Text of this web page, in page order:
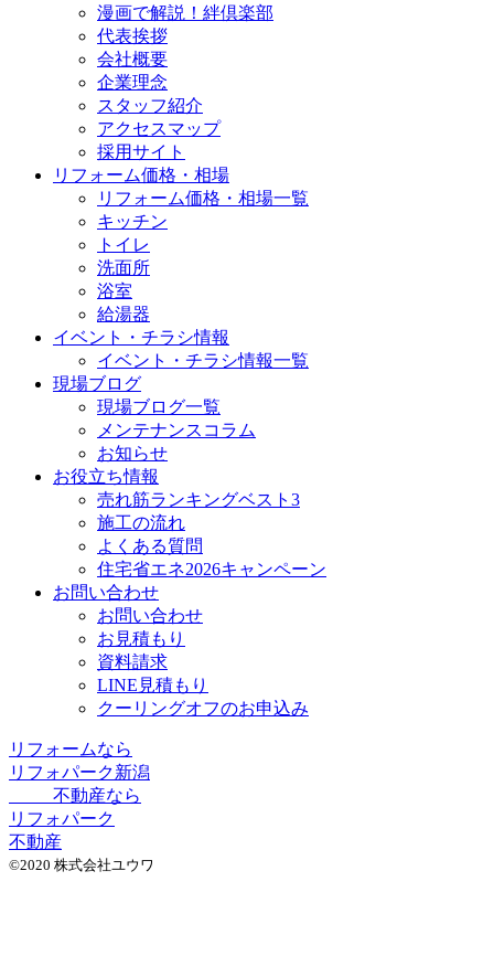
漫画で解説！絆倶楽部
代表挨拶
会社概要
企業理念
スタッフ紹介
アクセスマップ
採用サイト
リフォーム価格・相場
リフォーム価格・相場一覧
キッチン
トイレ
洗面所
浴室
給湯器
イベント・チラシ情報
イベント・チラシ情報一覧
現場ブログ
現場ブログ一覧
メンテナンスコラム
お知らせ
お役立ち情報
売れ筋ランキングベスト3
施工の流れ
よくある質問
住宅省エネ2026キャンペーン
お問い合わせ
お問い合わせ
お見積もり
資料請求
LINE見積もり
クーリングオフのお申込み
リフォームなら
リフォパーク新潟
不動産なら
リフォパーク
不動産
©2020 株式会社ユウワ